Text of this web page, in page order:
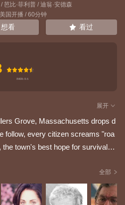
芭比·菲利普 / 迪翁·安德森
国开播 / 60分钟
想看 看过
展开
Grove, Massachusetts drops d
follow, every citizen screams "roa
the town's best hope for survival, i
全部